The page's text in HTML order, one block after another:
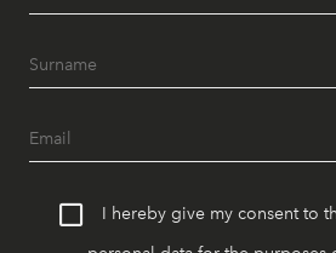
I hereby give my consent to